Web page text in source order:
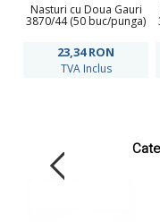
Nasturi cu Doua Gauri
3870/44 (50 buc/punga)
23,34RON
TVA Inclus